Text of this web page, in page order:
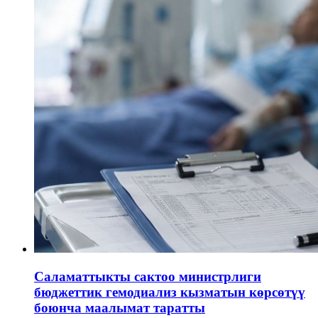
Саламаттыкты сактоо министрлиги
бюджеттик гемодиализ кызматын көрсөтүү
боюнча маалымат таратты